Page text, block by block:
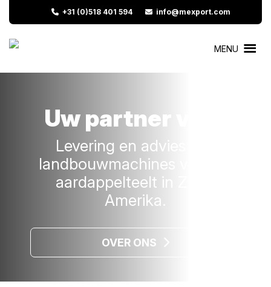
+31 (0)518 401 594 info@mexport.com
MENU
Uw partner voor
Levering en advies van
landbouwmachines voor de
aardappelteelt in Zuid-
Amerika.
OVER ONS